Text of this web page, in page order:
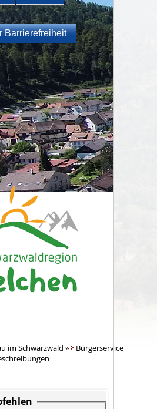
Barrierefreiheit
im Schwarzwald »
Bürgerservice